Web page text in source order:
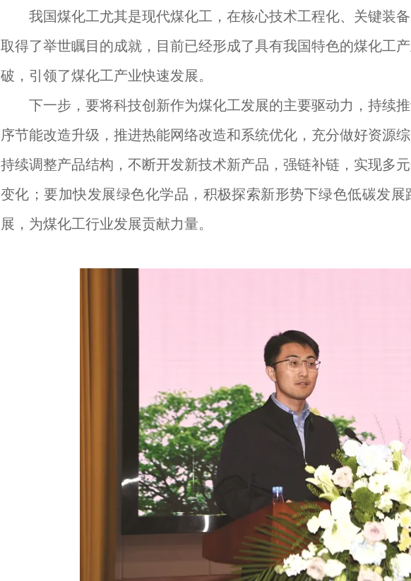
我国煤化工尤其是现代煤化工，在核心技术工程化、关键装备
取得了举世瞩目的成就，目前已经形成了具有我国特色的煤化工
破，引领了煤化工产业快速发展。
下一步，要将科技创新作为煤化工发展的主要驱动力，持续推
序节能改造升级，推进热能网络改造和系统优化，充分做好资源
持续调整产品结构，不断开发新技术新产品，强链补链，实现多
变化；要加快发展绿色化学品，积极探索新形势下绿色低碳发
展，为煤化工行业发展贡献力量。